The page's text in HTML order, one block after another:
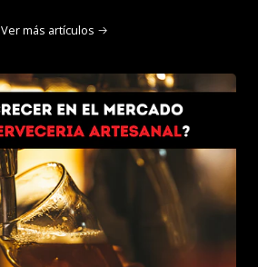
Ver más artículos